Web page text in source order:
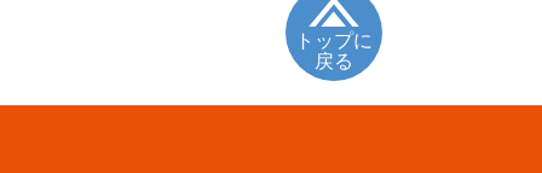
トップに
戻る